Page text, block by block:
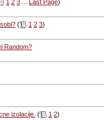
1 2 3 Last Page)
( 1 2 3)
Random?
izolacije. ( 1 2)